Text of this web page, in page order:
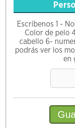
Escríbenos 1 -
Color de pelo
cabello 6-
podrás ver los
en